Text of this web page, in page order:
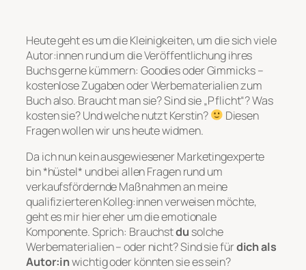
Heute geht es um die Kleinigkeiten, um die sich viele
Autor:innen rund um die Veröffentlichung ihres
Buchs gerne kümmern: Goodies oder Gimmicks –
kostenlose Zugaben oder Werbematerialien zum
Buch also. Braucht man sie? Sind sie „Pflicht“? Was
kosten sie? Und welche nutzt Kerstin?
Diesen
Fragen wollen wir uns heute widmen.
Da ich nun kein ausgewiesener Marketingexperte
bin *hüstel* und bei allen Fragen rund um
verkaufsfördernde Maßnahmen an meine
qualifizierteren Kolleg:innen verweisen möchte,
geht es mir hier eher um die emotionale
Komponente. Sprich: Brauchstdu solche
Werbematerialien – oder nicht? Sind sie fürdich als
Autor:inwichtig oder könnten sie es sein?